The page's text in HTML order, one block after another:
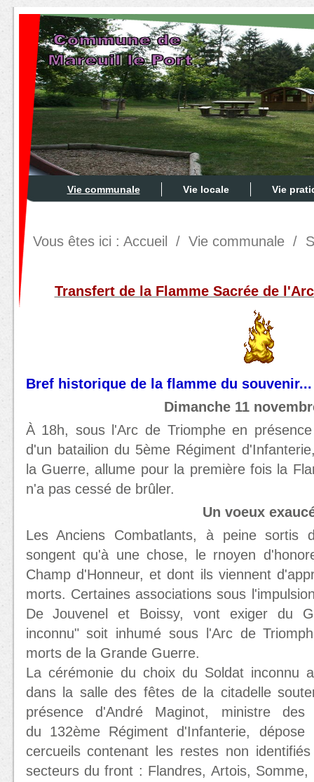
Vie communale Vie locale Vie
Vous êtes ici : Accueil / Vie communale/
Transfert de la Flamme Sacrée de
Bref historique de la flamme du souvenir...
Dimanche 11
À 18h, sous l'Arc de Triomphe en
d'un batailion du 5ème Régiment
la Guerre, allume pour la première fois la
n'a pas cessé de brûler.
Un voeux
Les Anciens Combatlants, à peine sortis
songent qu'à une chose, le rnoyen
Champ d'Honneur, et dont ils viennent
morts. Certaines associations sous
De Jouvenel et Boissy, vont exiger du
inconnu" soit inhumé sous l'Arc de
morts de la Grande Guerre.
La cérémonie du choix du Soldat inconnu
dans la salle des fêtes de la citadelle
présence d'André Maginot, ministre
du 132ème Régiment d'Infanterie,
cercueils contenant les restes non
secteurs du front : Flandres, Artois, Somme,